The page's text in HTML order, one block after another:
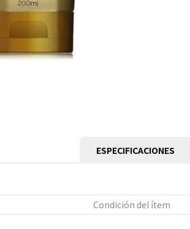
ESPECIFICACIONES
Condición del ítem